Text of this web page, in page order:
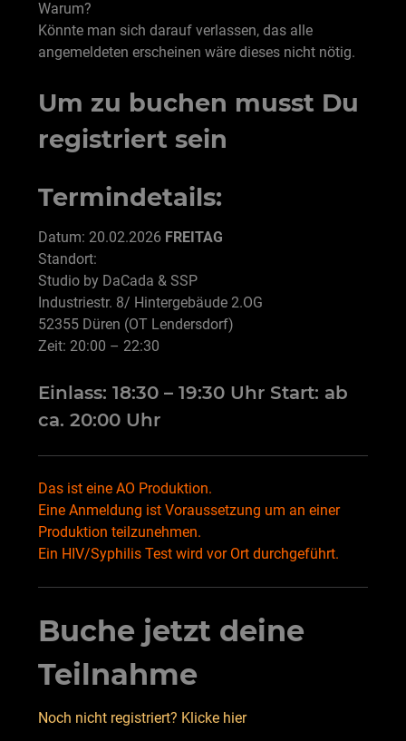
Warum?
Könnte man sich darauf verlassen, das alle
angemeldeten erscheinen wäre dieses nicht nötig.
Um zu buchen musst Du
registriert sein
Termindetails:
Datum: 20.02.2026 FREITAG
Standort:
Studio by DaCada & SSP
Industriestr. 8/ Hintergebäude 2.OG
52355 Düren (OT Lendersdorf)
Zeit: 20:00 – 22:30
Einlass: 18:30 – 19:30 Uhr Start: ab
ca. 20:00 Uhr
Das ist eine AO Produktion.
Eine Anmeldung ist Voraussetzung um an einer
Produktion teilzunehmen.
Ein HIV/Syphilis Test wird vor Ort durchgeführt.
Buche jetzt deine
Teilnahme
Noch nicht registriert? Klicke hier